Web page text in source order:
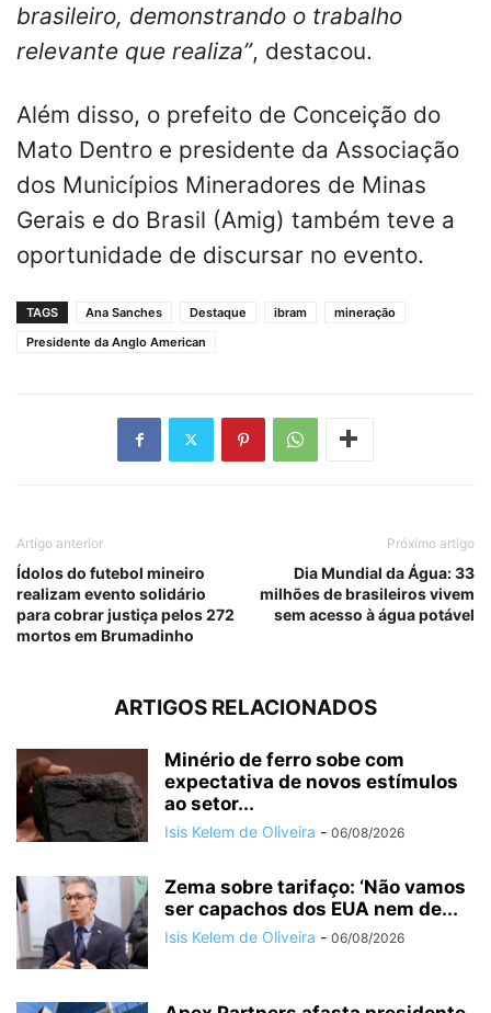
brasileiro, demonstrando o trabalho
relevante que realiza”, destacou.
Além disso, o prefeito de Conceição do
Mato Dentro e presidente da Associação
dos Municípios Mineradores de Minas
Gerais e do Brasil (Amig) também teve a
oportunidade de discursar no evento.
TAGS Ana Sanches Destaque ibram
mineração
Presidente da Anglo American
Artigo anterior
Ídolos do futebol mineiro
realizam evento solidário
para cobrar justiça pelos 272
mortos em Brumadinho
Próximo artigo
Dia Mundial da Água: 33
milhões de brasileiros vivem
sem acesso à água potável
ARTIGOS RELACIONADOS
Minério de ferro sobe com
expectativa de novos estímulos
ao setor...
Isis Kelem de Oliveira - 06/08/2026
Zema sobre tarifaço: ‘Não vamos
ser capachos dos EUA nem de...
Isis Kelem de Oliveira - 06/08/2026